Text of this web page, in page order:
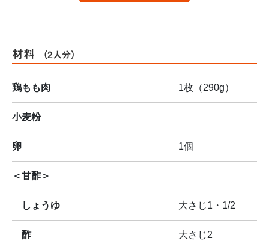
材料 （2人分）
鶏もも肉 1枚（290g）
小麦粉
卵 1個
＜甘酢＞
しょうゆ 大さじ1・1/2
酢 大さじ2